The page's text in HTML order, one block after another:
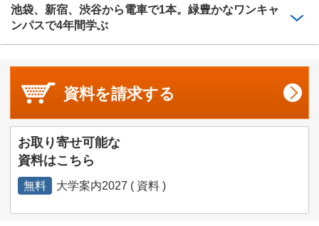
池袋、新宿、渋谷から電車で1本。緑豊かなワンキャ
ンパスで4年間学ぶ
資料を請求する
お取り寄せ可能な
資料はこちら
無料 大学案内2027 ( 資料 )